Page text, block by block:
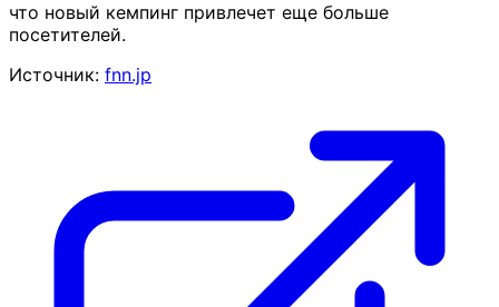
что новый кемпинг привлечет еще больше
посетителей.
Источник: fnn.jp